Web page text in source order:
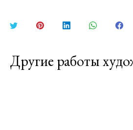
Поделиться
Twitter
Поделиться
Pinterest
Поделиться
LinkedIn
Другие работы